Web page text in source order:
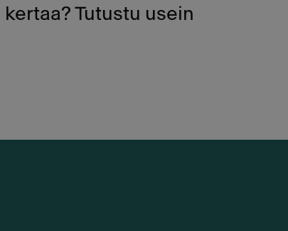
Tutustu usein